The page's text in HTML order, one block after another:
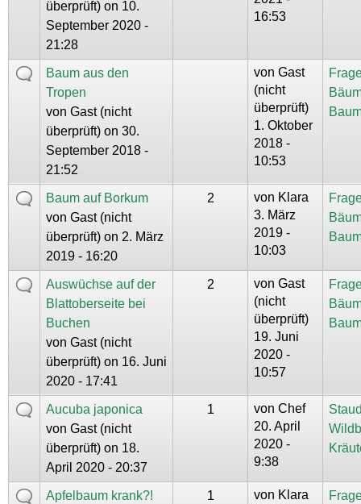
überprüft) on 10.
September 2020 -
21:28
16:53
Baum aus den
Tropen
von Gast (nicht
überprüft) on 30.
September 2018 -
21:52
von Gast
(nicht
überprüft)
1. Oktober
2018 -
10:53
Baum auf Borkum
von Gast (nicht
überprüft) on 2. März
2019 - 16:20
2 von Klara
3. März
2019 -
10:03
Auswüchse auf der
Blattoberseite bei
Buchen
von Gast (nicht
überprüft) on 16. Juni
2020 - 17:41
2 von Gast
(nicht
überprüft)
19. Juni
2020 -
10:57
Aucuba japonica
von Gast (nicht
überprüft) on 18.
April 2020 - 20:37
1 von Chef
20. April
2020 -
9:38
Apfelbaum krank?!
1 von Klara